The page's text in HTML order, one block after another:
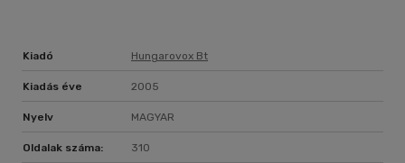
Kiadó Hungarovox Bt
Kiadás éve 2005
Nyelv MAGYAR
Oldalak száma: 310